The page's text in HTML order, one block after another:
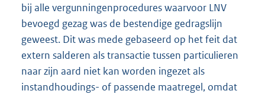
bij alle vergunningenprocedures waarvoor LNV
bevoegd gezag was de bestendige gedragslijn
geweest. Dit was mede gebaseerd op het feit dat
extern salderen als transactie tussen particulieren
naar zijn aard niet kan worden ingezet als
instandhoudings- of passende maatregel, omdat